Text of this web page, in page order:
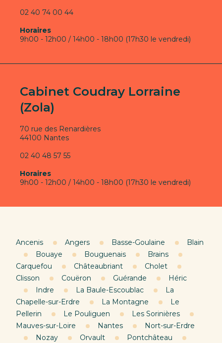
02 40 74 00 44
Horaires
9h00 - 12h00 / 14h00 - 18h00 (17h30 le vendredi)
Cabinet Coudray Lorraine
(Zola)
70 rue des Renardières
44100 Nantes
02 40 48 57 55
Horaires
9h00 - 12h00 / 14h00 - 18h00 (17h30 le vendredi)
Ancenis Angers Basse-Goulaine
Blain
Bouaye
Bouguenais
Brains
Carquefou
Châteaubriant
Cholet
Clisson
Couëron Guérande
Héric
Indre
La Baule-Escoublac
La
Chapelle-sur-Erdre
La Montagne
Le
Pellerin
Le Pouliguen
Les Sorinières
Mauves-sur-Loire
Nantes
Nort-sur-Erdre
Nozay
Orvault
Pontchâteau